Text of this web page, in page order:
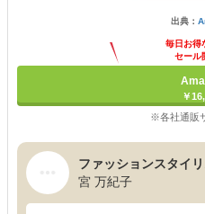
出典：
毎日お得
セール
￥
※各社通販
ファッションスタイリ
宮 万紀子